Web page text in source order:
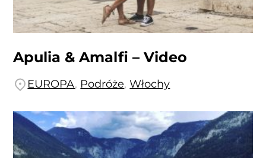
Apulia & Amalfi – Video
EUROPA, Podróże,Włochy